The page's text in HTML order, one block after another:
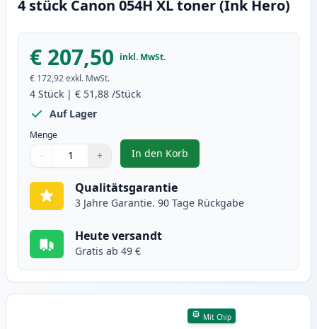
4 stück Canon 054H XL toner (Ink Hero)
€ 207,50 inkl. MwSt.
€ 172,92exkl. MwSt.
4 Stück | € 51,88 /Stück
Auf Lager
Menge
Verwenden Sie die Tasten, um anzupassen
− +
1
In den Korb
, 4 stück Canon 054H XL toner
Qualitätsgarantie
3 Jahre Garantie. 90 Tage Rückgabe
Heute versandt
Gratis ab 49 €
Mit Chip